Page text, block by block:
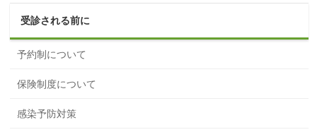
受診される前に
予約制について
保険制度について
感染予防対策